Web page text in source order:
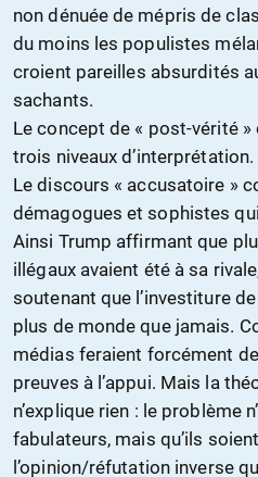
non dénuée de mépris de
du moins les populistes
croient pareilles absurdités
sachants.
Le concept de « post-vérité
trois niveaux d’interprétation.
Le discours « accusatoire »
démagogues et sophistes
Ainsi Trump affirmant que
illégaux avaient été à sa
soutenant que l’investiture
plus de monde que jamais.
médias feraient forcément
preuves à l’appui. Mais la
n’explique rien : le problème
fabulateurs, mais qu’ils
l’opinion/réfutation inverse